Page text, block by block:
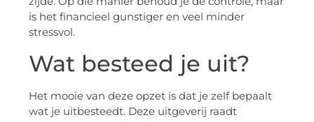
is het financieel gunstiger en veel minder
stressvol.
Wat besteed je uit?
Het mooie van deze opzet is dat je zelf bepaalt
wat je uitbesteedt. Deze uitgeverij raadt